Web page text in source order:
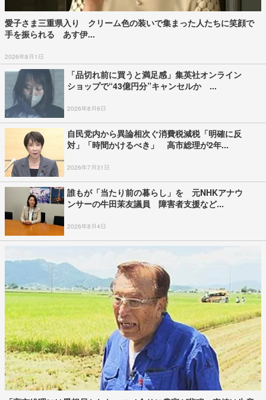
愛子さま三重県入り クリーム色の装いで集まった人たちに笑顔で
手を振られる あす伊...
2026年8月1日
「品切れ前に買うと満足感」集英社オンライン
ショップで“43億円分”キャンセルか ...
2026年8月6日
自民党内から異論相次ぐ消費税減税「明確に反
対」「時間かけるべき」 高市総理が2年...
2026年7月31日
誰もが「当たり前の暮らし」を 元NHKアナウ
ンサーの牛田茉友議員 障害者支援など...
2026年8月4日